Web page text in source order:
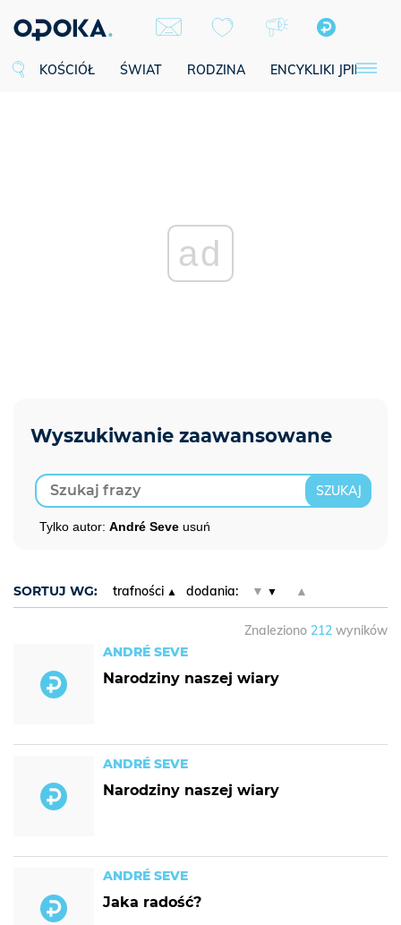
KOŚCIÓŁ ŚWIAT RODZINA ENCYKLIKI JPII
ad
Tylko autor: André Seve usuń
SORTUJ WG: trafności dodania: ▼ ▲
Znaleziono 212 wyników
ANDRÉ SEVE
Narodziny naszej wiary
ANDRÉ SEVE
Narodziny naszej wiary
ANDRÉ SEVE
Jaka radość?